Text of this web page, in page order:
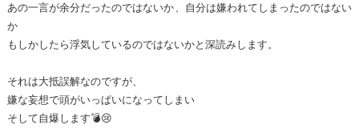
あの一言が余分だったのではないか、自分は嫌われてしまったのではない
か
もしかしたら浮気しているのではないかと深読みします。
それは大抵誤解なのですが、
嫌な妄想で頭がいっぱいになってしまい
そして自爆します💣😢